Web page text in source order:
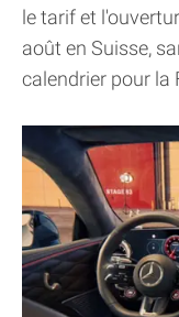
le tarif et
août en Suisse,
calendrier pour la